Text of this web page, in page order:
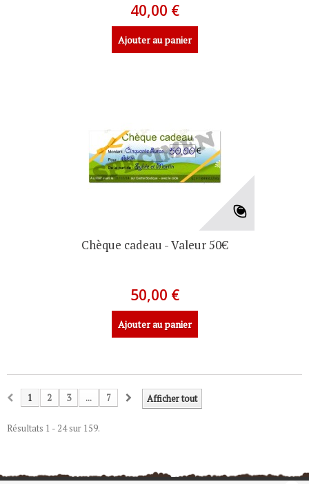
40,00 €
Ajouter au panier
Chèque cadeau - Valeur 50€
50,00 €
Ajouter au panier
Afficher tout
1 2 3 ... 7
Résultats 1 - 24 sur 159.